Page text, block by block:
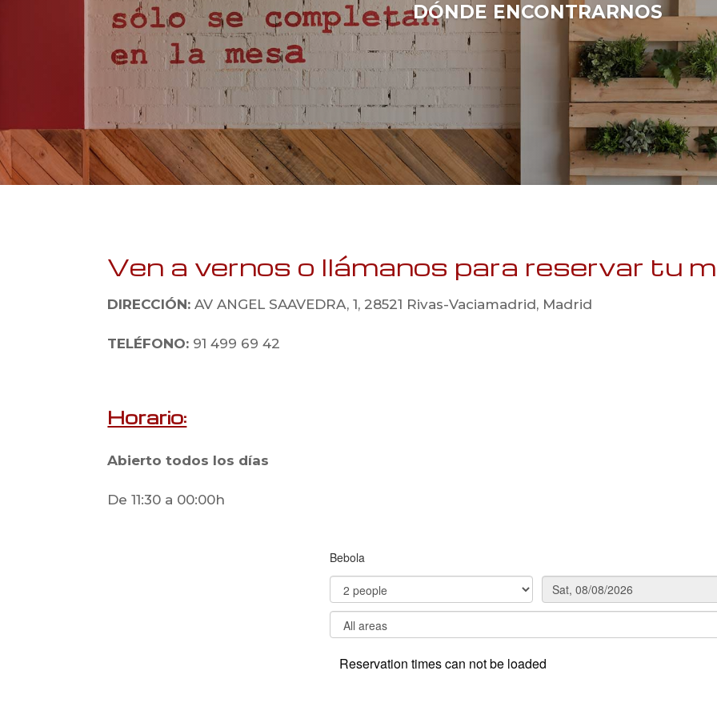
DÓNDE ENCONTRARNOS
Ven a vernos o llámanos para reservar tu
DIRECCIÓN: AV ANGEL SAAVEDRA, 1, 28521 Rivas-Vaciamadrid, Madrid
TELÉFONO: 91 499 69 42
Horario:
Abierto todos los días
De 11:30 a 00:00h